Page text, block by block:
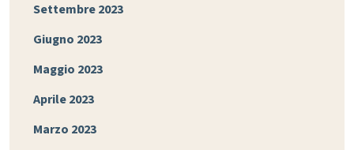
Settembre 2023
Giugno 2023
Maggio 2023
Aprile 2023
Marzo 2023